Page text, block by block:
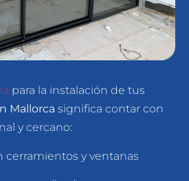
para la instalación de tus
Mallorca significa contar con
y cercano:
cerramientos y ventanas